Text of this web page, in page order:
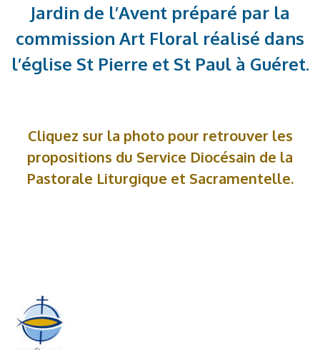
Jardin de l’Avent préparé par la
commission Art Floral réalisé dans
l’église St Pierre et St Paul à Guéret.
Cliquez sur la photo pour retrouver les
propositions du Service Diocésain de la
Pastorale Liturgique et Sacramentelle.